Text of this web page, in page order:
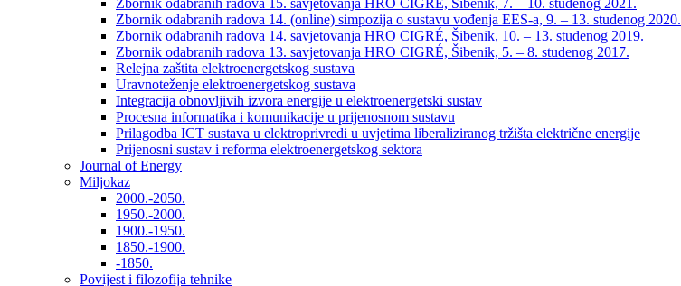
Zbornik odabranih radova 15. savjetovanja HRO CIGRE, Šibenik, 7. – 10. studenog 2021.
Zbornik odabranih radova 14. (online) simpozija o sustavu vođenja EES-a, 9. – 13. studenog 2020.
Zbornik odabranih radova 14. savjetovanja HRO CIGRÉ, Šibenik, 10. – 13. studenog 2019.
Zbornik odabranih radova 13. savjetovanja HRO CIGRÉ, Šibenik, 5. – 8. studenog 2017.
Relejna zaštita elektroenergetskog sustava
Uravnoteženje elektroenergetskog sustava
Integracija obnovljivih izvora energije u elektroenergetski sustav
Procesna informatika i komunikacije u prijenosnom sustavu
Prilagodba ICT sustava u elektroprivredi u uvjetima liberaliziranog tržišta električne energije
Prijenosni sustav i reforma elektroenergetskog sektora
Journal of Energy
Miljokaz
2000.-2050.
1950.-2000.
1900.-1950.
1850.-1900.
-1850.
Povijest i filozofija tehnike